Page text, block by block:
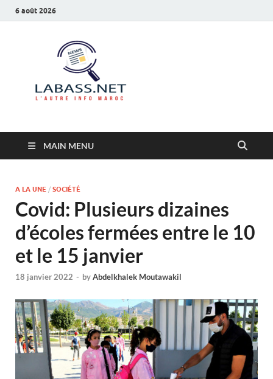
6 août 2026
MAIN MENU
A LA UNE / SOCIÉTÉ
Covid: Plusieurs dizaines
d’écoles fermées entre le 10
et le 15 janvier
18 janvier 2022 - byAbdelkhalek Moutawakil